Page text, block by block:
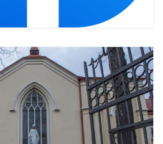
Oktawy Bożego Ciała
24.03.2024
30.03.2024